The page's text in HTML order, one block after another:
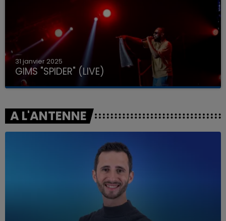
31 janvier 2025
GIMS "SPIDER" (LIVE)
A L'ANTENNE